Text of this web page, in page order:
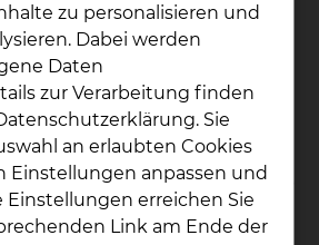
das nicht im Neubau Ost
einem Fernseher zum
der gängigen
Zudem verfügt jedes
zum kostenfreien
und überregionalen
zu personalisieren und
Dabei werden
Daten
zur Verarbeitung finden
Sie
an erlaubten Cookies
Einstellungen anpassen und
Einstellungen erreichen Sie
Link am Ende der